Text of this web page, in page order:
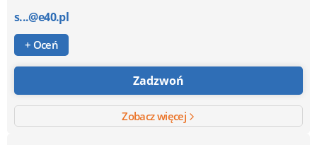
s...@e40.pl
+ Oceń
Zadzwoń
Zobacz więcej